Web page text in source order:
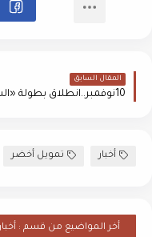
المقال السابق
أخبار تمويل أخضر
أخر المواضيع من قسم : أخبار